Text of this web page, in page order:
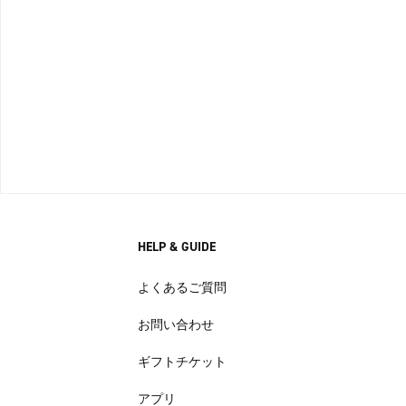
HELP & GUIDE
よくあるご質問
お問い合わせ
ギフトチケット
アプリ